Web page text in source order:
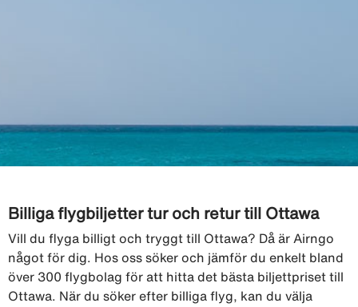
Billiga flygbiljetter tur och retur till Ottawa
Vill du flyga billigt och tryggt till Ottawa? Då är Airngo
något för dig. Hos oss söker och jämför du enkelt bland
över 300 flygbolag för att hitta det bästa biljettpriset till
Ottawa. När du söker efter billiga flyg, kan du välja